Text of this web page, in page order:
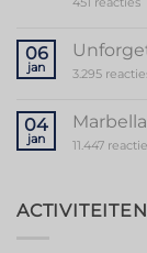
a
06
jan 3.295
04
jan 11.447